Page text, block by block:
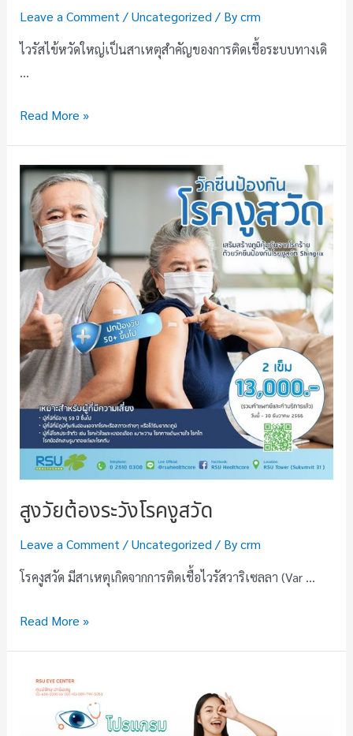
Leave a Comment /Uncategorized / Bycrm
ไวรัสไข้หวัดใหญ่เป็นสาเหตุสำคัญของการติดเชื้อระบบทางเดิ
…
Read More »
สูงวัยต้องระวังโรคงูสวัด
Leave a Comment /Uncategorized / Bycrm
โรคงูสวัด มีสาเหตุเกิดจากการติดเชื้อไวรัสวาริเซลลา (Var …
Read More »